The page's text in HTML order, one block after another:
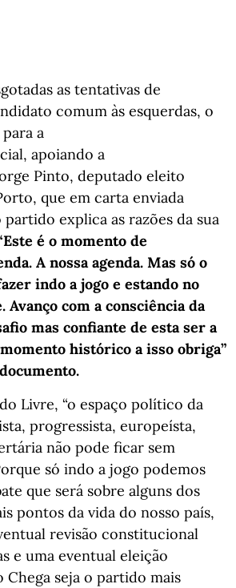
as tentativas de
comum às esquerdas, o
a
apoiando a
Pinto, deputado eleito
que em carta enviada
explica as razões da sua
é o momento de
A nossa agenda. Mas só o
indo a jogo e estando no
Avanço com a consciência da
mas confiante de esta ser a
histórico a isso obriga”
Livre, “o espaço político da
progressista, europeísta,
não pode ficar sem
só indo a jogo podemos
que será sobre alguns dos
pontos da vida do nosso país,
revisão constitucional
e uma eventual eleição
Chega seja o partido mais